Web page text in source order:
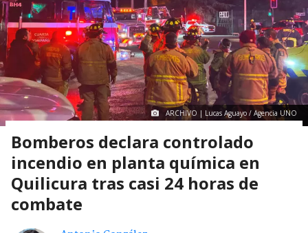
ARCHIVO | Lucas Aguayo / Agencia UNO
Bomberos declara controlado
incendio en planta química en
Quilicura tras casi 24 horas de
combate